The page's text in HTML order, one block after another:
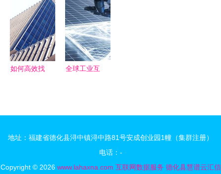
点将至，互
联网数据服
务成关键驱
动力
算法新规，
规范互联网
信息服务与
数据应用
如何高效找
下外贸订单
全球工业互
大模型引领
地址：福建省德化县浔中镇浔中路81号安成创业园1幢（集群注册）
电话：-
Copyright © 2026 www.lahaxna.com 互联网数据服务 德化县慧谱云汇信